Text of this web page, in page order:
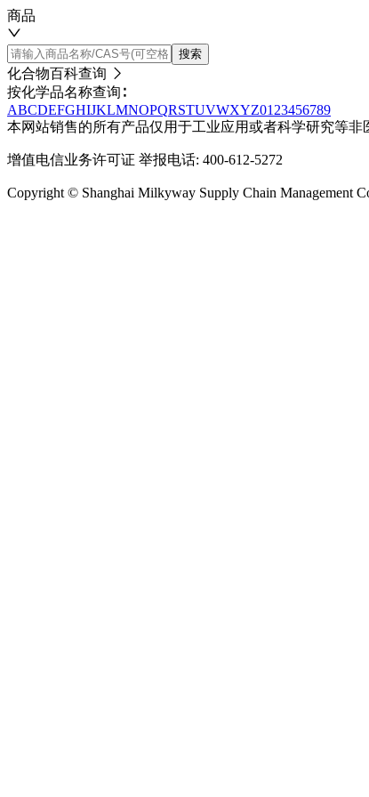
商品
搜索
化合物百科查询
按化学品名称查询∶
ABCDEFGHIJKLMNOPQRSTUVWXYZ01 23456789
本网站销售的所有产品仅用于工业应用或者科学研究等
增值电信业务许可证 举报电话: 400-612-5272
Copyright © Shanghai Milkyway Supply Chain